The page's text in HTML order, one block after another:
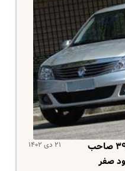
۲۱ دی ۱۴۰۲
با ۳۹۰ صاحب
صفر